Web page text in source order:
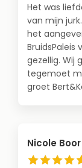
Het was
van mijn
het
BruidsPaleis
gezellig. Wij
tegemoet
groet
Nicole Boor